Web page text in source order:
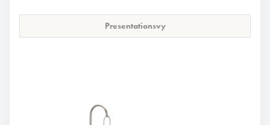
Presentationsvy